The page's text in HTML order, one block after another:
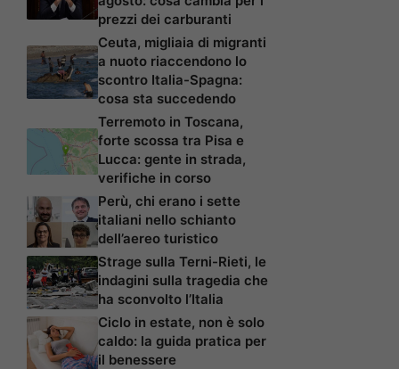
prezzi dei carburanti
Ceuta, migliaia di migranti
a nuoto riaccendono lo
scontro Italia-Spagna:
cosa sta succedendo
Terremoto in Toscana,
forte scossa tra Pisa e
Lucca: gente in strada,
verifiche in corso
Perù, chi erano i sette
italiani nello schianto
dell’aereo turistico
Strage sulla Terni-Rieti, le
indagini sulla tragedia che
ha sconvolto l’Italia
Ciclo in estate, non è solo
caldo: la guida pratica per
il benessere